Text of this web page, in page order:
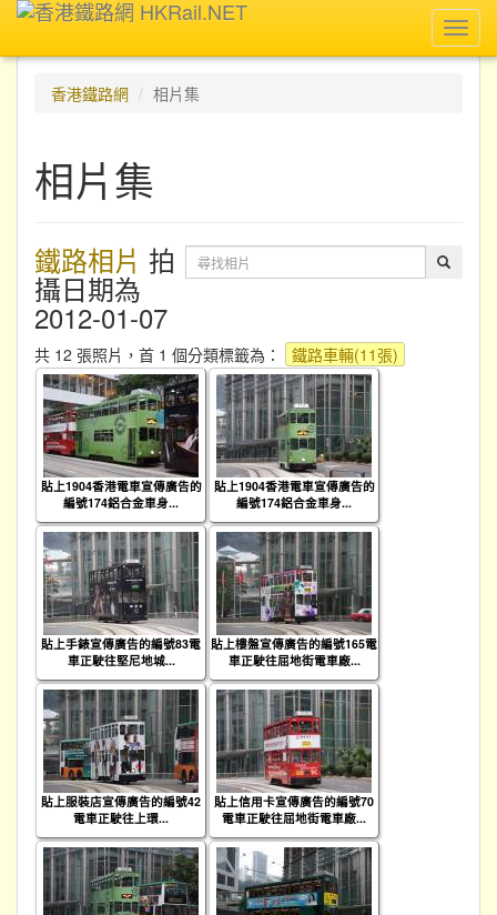
香港鐵路網
相片集
相片集
鐵路相片 拍
攝日期為
2012-01-07
共 12 張照片，首 1 個分類標籤為： 鐵路車輛(11張)
貼上1904香港電車宣傳廣告的
編號174鋁合金車身...
貼上1904香港電車宣傳廣告的
編號174鋁合金車身...
貼上手錶宣傳廣告的編號83電
車正駛往堅尼地城...
貼上樓盤宣傳廣告的編號165電
車正駛往屈地街電車廠...
貼上服裝店宣傳廣告的編號42
電車正駛往上環...
貼上信用卡宣傳廣告的編號70
電車正駛往屈地街電車廠...